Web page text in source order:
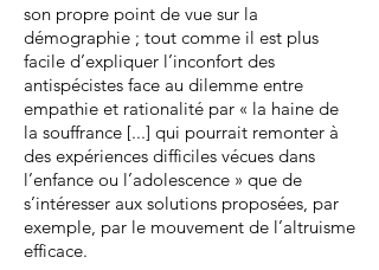
son propre point de vue sur la
démographie ; tout comme il est plus
facile d’expliquer l’inconfort des
antispécistes face au dilemme entre
empathie et rationalité par « la haine de
la souffrance [...] qui pourrait remonter à
des expériences difficiles vécues dans
l’enfance ou l’adolescence » que de
s’intéresser aux solutions proposées, par
exemple, par le mouvement de l’altruisme
efficace.